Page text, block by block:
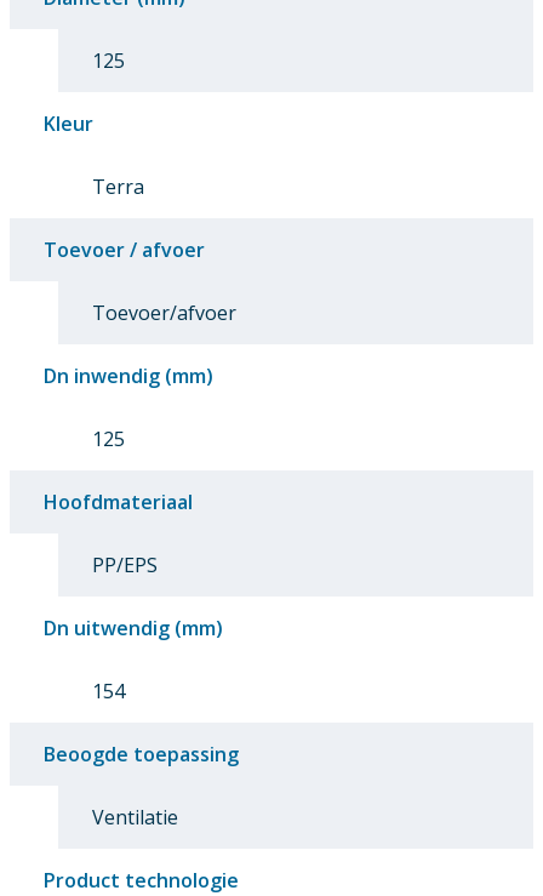
125
Kleur
Terra
Toevoer / afvoer
Toevoer/afvoer
Dn inwendig (mm)
125
Hoofdmateriaal
PP/EPS
Dn uitwendig (mm)
154
Beoogde toepassing
Ventilatie
Product technologie